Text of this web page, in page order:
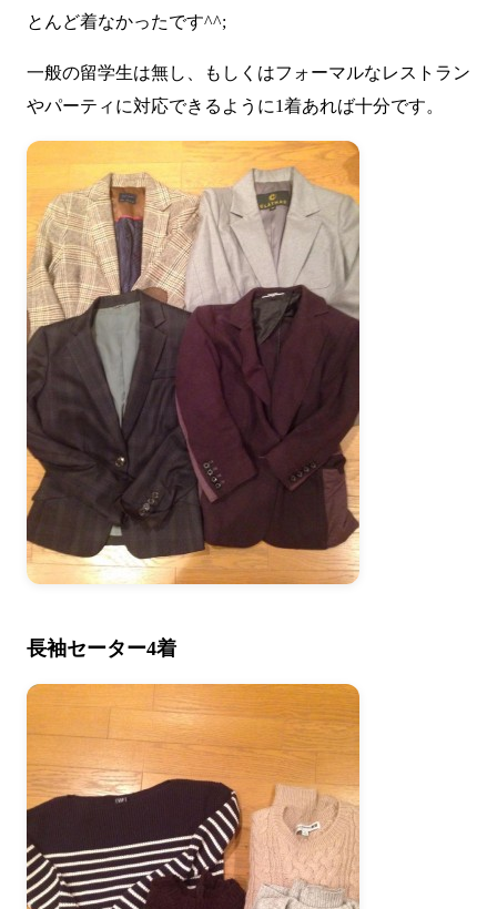
とんど着なかったです^^;
一般の留学生は無し、もしくはフォーマルなレストラン
やパーティに対応できるように1着あれば十分です。
長袖セーター4着